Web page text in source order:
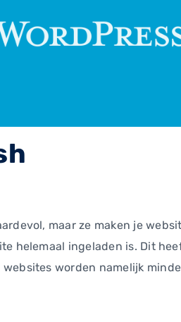
maar ze maken je
helemaal ingeladen is. Dit
websites worden namelijk